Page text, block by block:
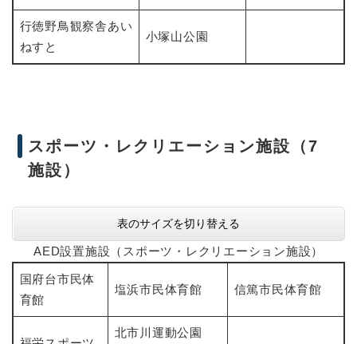
行徳野鳥観察舎あい
ねすと
小塚山公園
スポーツ・レクリエーション施設（7
施設）
表のサイズを切り替える
AED設置施設（スポーツ・レクリエーション施設）
国府台市民体
育館
塩浜市民体育館 信篤市民体育館
北市川運動公園